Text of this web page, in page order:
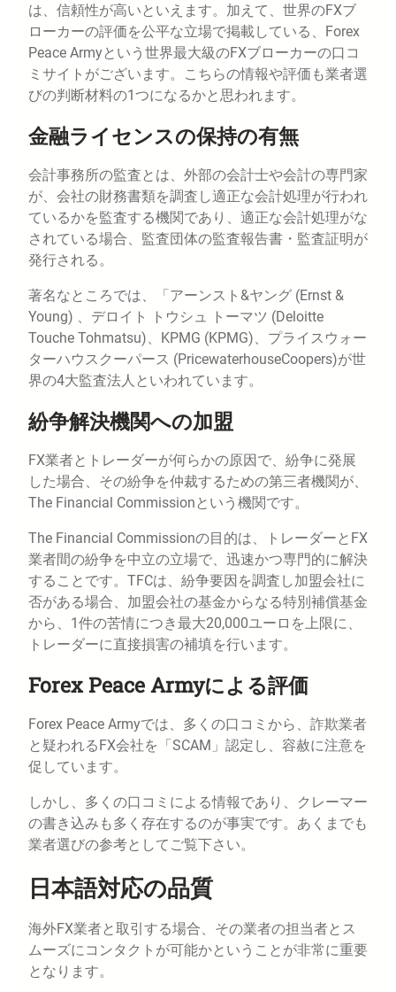
は、信頼性が高いといえます。加えて、世界のFXブ
ローカーの評価を公平な立場で掲載している、Forex
Peace Armyという世界最大級のFXブローカーの口コ
ミサイトがございます。こちらの情報や評価も業者選
びの判断材料の1つになるかと思われます。
金融ライセンスの保持の有無
会計事務所の監査とは、外部の会計士や会計の専門家
が、会社の財務書類を調査し適正な会計処理が行われ
ているかを監査する機関であり、適正な会計処理がな
されている場合、監査団体の監査報告書・監査証明が
発行される。
著名なところでは、「アーンスト&ヤング (Ernst &
Young) 、デロイト トウシュ トーマツ (Deloitte
Touche Tohmatsu)、KPMG (KPMG)、プライスウォー
ターハウスクーパース (PricewaterhouseCoopers)が世
界の4大監査法人といわれています。
紛争解決機関への加盟
FX業者とトレーダーが何らかの原因で、紛争に発展
した場合、その紛争を仲裁するための第三者機関が、
The Financial Commissionという機関です。
The Financial Commissionの目的は、トレーダーとFX
業者間の紛争を中立の立場で、迅速かつ専門的に解決
することです。TFCは、紛争要因を調査し加盟会社に
否がある場合、加盟会社の基金からなる特別補償基金
から、1件の苦情につき最大20,000ユーロを上限に、
トレーダーに直接損害の補填を行います。
Forex Peace Armyによる評価
Forex Peace Armyでは、多くの口コミから、詐欺業者
と疑われるFX会社を「SCAM」認定し、容赦に注意を
促しています。
しかし、多くの口コミによる情報であり、クレーマー
の書き込みも多く存在するのが事実です。あくまでも
業者選びの参考としてご覧下さい。
日本語対応の品質
海外FX業者と取引する場合、その業者の担当者とス
ムーズにコンタクトが可能かということが非常に重要
となります。